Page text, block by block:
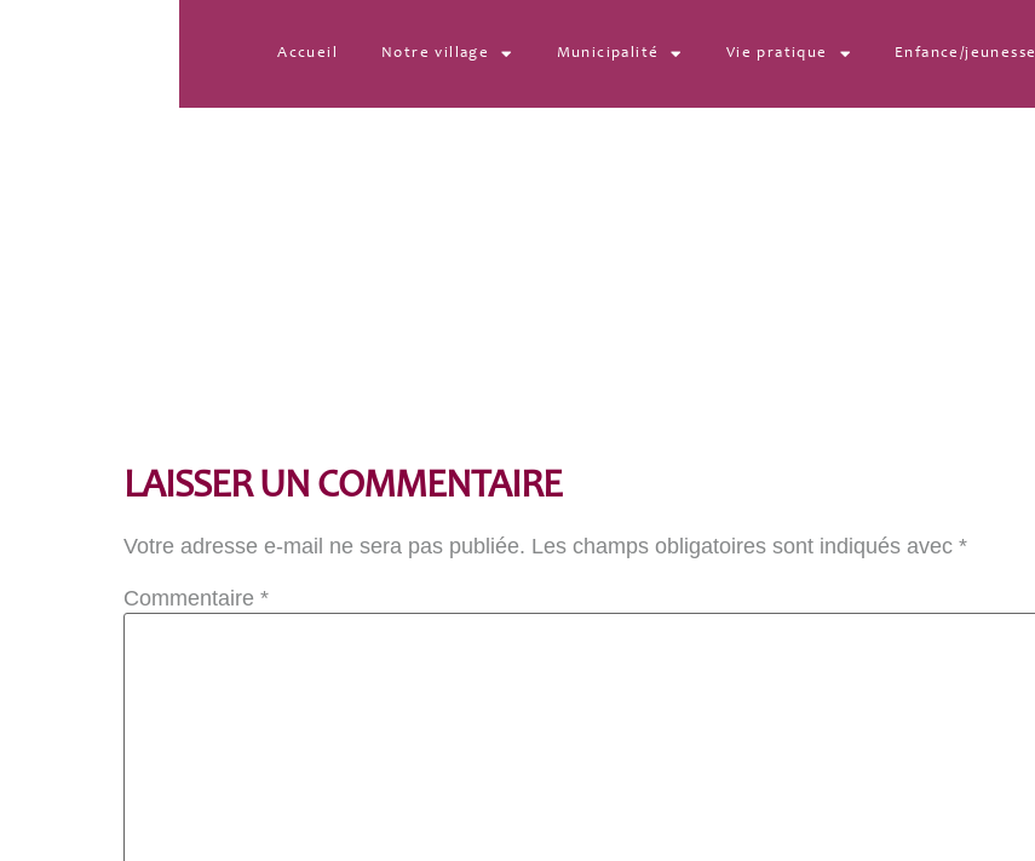
Accueil Notre village Municipalité Vie pratique Enfance/jeunesse
LAISSER UN COMMENTAIRE
Votre adresse e-mail ne sera pas publiée. Les champs obligatoires sont indiqués avec *
Commentaire *